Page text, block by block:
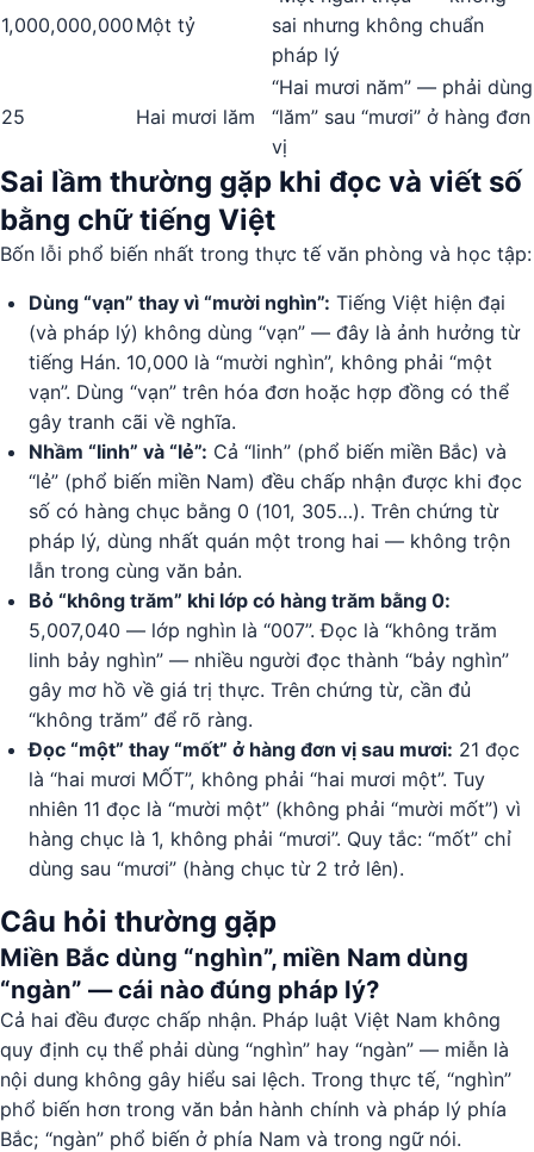
1,000,000,000 Một tỷ
sai nhưng không chuẩn
pháp lý
25 Hai mươi lăm
“Hai mươi năm” — phải dùng
“lăm” sau “mươi” ở hàng đơn
vị
Sai lầm thường gặp khi đọc và viết số
bằng chữ tiếng Việt
Bốn lỗi phổ biến nhất trong thực tế văn phòng và học tập:
Dùng “vạn” thay vì “mười nghìn”: Tiếng Việt hiện đại
(và pháp lý) không dùng “vạn” — đây là ảnh hưởng từ
tiếng Hán. 10,000 là “mười nghìn”, không phải “một
vạn”. Dùng “vạn” trên hóa đơn hoặc hợp đồng có thể
gây tranh cãi về nghĩa.
Nhầm “linh” và “lẻ”: Cả “linh” (phổ biến miền Bắc) và
“lẻ” (phổ biến miền Nam) đều chấp nhận được khi đọc
số có hàng chục bằng 0 (101, 305…). Trên chứng từ
pháp lý, dùng nhất quán một trong hai — không trộn
lẫn trong cùng văn bản.
Bỏ “không trăm” khi lớp có hàng trăm bằng 0:
5,007,040 — lớp nghìn là “007”. Đọc là “không trăm
linh bảy nghìn” — nhiều người đọc thành “bảy nghìn”
gây mơ hồ về giá trị thực. Trên chứng từ, cần đủ
“không trăm” để rõ ràng.
Đọc “một” thay “mốt” ở hàng đơn vị sau mươi: 21 đọc
là “hai mươi MỐT”, không phải “hai mươi một”. Tuy
nhiên 11 đọc là “mười một” (không phải “mười mốt”) vì
hàng chục là 1, không phải “mươi”. Quy tắc: “mốt” chỉ
dùng sau “mươi” (hàng chục từ 2 trở lên).
Câu hỏi thường gặp
Miền Bắc dùng “nghìn”, miền Nam dùng
“ngàn” — cái nào đúng pháp lý?
Cả hai đều được chấp nhận. Pháp luật Việt Nam không
quy định cụ thể phải dùng “nghìn” hay “ngàn” — miễn là
nội dung không gây hiểu sai lệch. Trong thực tế, “nghìn”
phổ biến hơn trong văn bản hành chính và pháp lý phía
Bắc; “ngàn” phổ biến ở phía Nam và trong ngữ nói.